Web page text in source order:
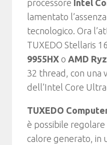
processore Intel
lamentato
tecnologico. Ora
TUXEDO Stellaris
9955HX o AMD
32 thread, con una
dell’Intel Core
TUXEDO
è possibile
calore generato, in